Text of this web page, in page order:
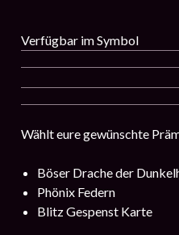
Verfügbar im Symbol
Wählt eure gewünschte
Böser Drache der
Phönix Federn
Blitz Gespenst Karte